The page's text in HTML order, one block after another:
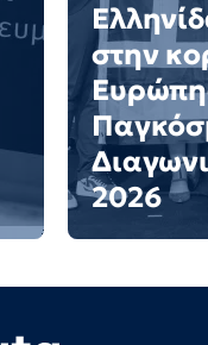
στην
2026